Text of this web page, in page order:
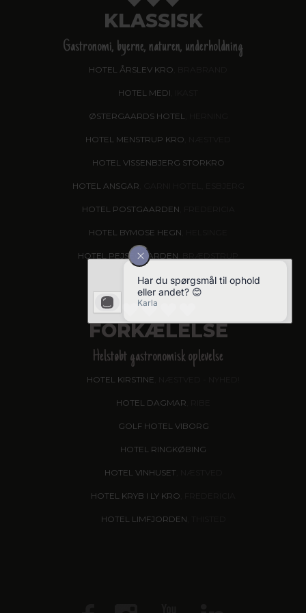
KLASSISK
Gastronomi, byerne, naturen, underholdning
HOTEL ÅRSLEV KRO
HOTEL MEDI
ØSTERGAARDS HOTEL, HERNING
HOTEL MENSTRUP KRO
HOTEL VISSENBJERG STORKRO
HOTEL ANSGAR
HOTEL POSTGAARDEN
HOTEL BYMOSE HEGN
HOTEL PEJSEGAARDEN
FORKÆLELSE
Helstøbt gastronomisk oplevelse
HOTEL KIRSTINE
HOTEL DAGMAR
GOLF HOTEL VIBORG
HOTEL RINGKØBING
HOTEL VINHUSET, NÆSTVED
HOTEL KRYB I LY KRO
HOTEL LIMFJORDEN